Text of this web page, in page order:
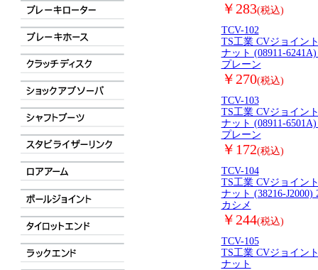
￥283(税込)
TCV-102
TS工業 CVジョイン
ナット (08911-6241A)
プレーン
￥270(税込)
TCV-103
TS工業 CVジョイン
ナット (08911-6501A)
プレーン
￥172(税込)
TCV-104
TS工業 CVジョイン
ナット (38216-J2000)
カシメ
￥244(税込)
TCV-105
TS工業 CVジョイン
ナット